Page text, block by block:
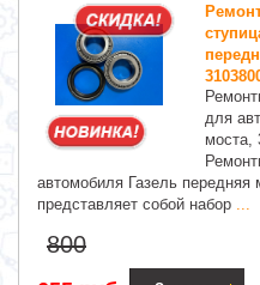
для
моста,
автомобиля Газель передняя
представляет собой набор ...
800